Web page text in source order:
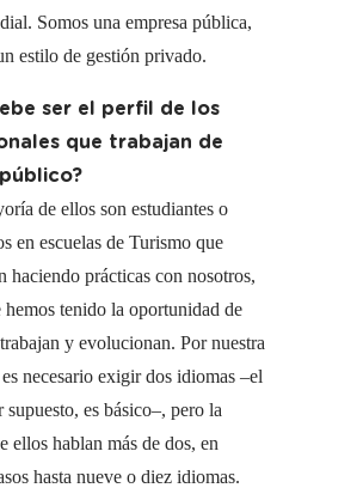
Somos una empresa pública,
estilo de gestión privado.
ser el perfil de los
que trabajan de
de ellos son estudiantes o
en escuelas de Turismo que
haciendo prácticas con nosotros,
tenido la oportunidad de
y evolucionan. Por nuestra
necesario exigir dos idiomas –el
supuesto, es básico–, pero la
ellos hablan más de dos, en
hasta nueve o diez idiomas.